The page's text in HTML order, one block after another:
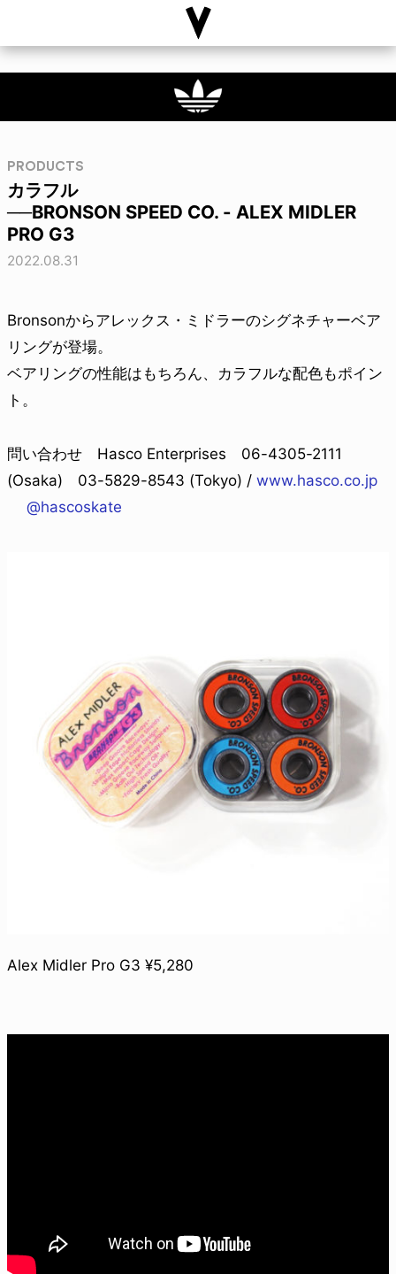
PRODUCTS
カラフル
──BRONSON SPEED CO. - ALEX MIDLER
PRO G3
2022.08.31
Bronsonからアレックス・ミドラーのシグネチャーベア
リングが登場。
ベアリングの性能はもちろん、カラフルな配色もポイン
ト。
問い合わせ Hasco Enterprises 06-4305-2111
(Osaka) 03-5829-8543 (Tokyo) / www.hasco.co.jp
@hascoskate
Alex Midler Pro G3 ¥5,280